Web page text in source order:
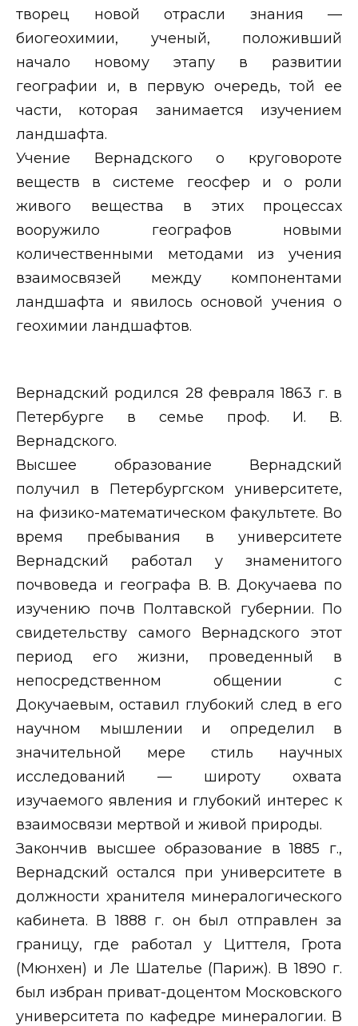
творец новой отрасли знания —
биогеохимии, ученый, положивший
начало новому этапу в развитии
географии и, в первую очередь, той ее
части, которая занимается изучением
ландшафта.
Учение Вернадского о круговороте
веществ в системе геосфер и о роли
живого вещества в этих процессах
вооружило географов новыми
количественными методами из учения
взаимосвязей между компонентами
ландшафта и явилось основой учения о
геохимии ландшафтов.
Вернадский родился 28 февраля 1863 г. в
Петербурге в семье проф. И. В.
Вернадского.
Высшее образование Вернадский
получил в Петербургском университете,
на физико-математическом факультете. Во
время пребывания в университете
Вернадский работал у знаменитого
почвоведа и географа В. В. Докучаева по
изучению почв Полтавской губернии. По
свидетельству самого Вернадского этот
период его жизни, проведенный в
непосредственном общении с
Докучаевым, оставил глубокий след в его
научном мышлении и определил в
значительной мере стиль научных
исследований — широту охвата
изучаемого явления и глубокий интерес к
взаимосвязи мертвой и живой природы.
Закончив высшее образование в 1885 г.,
Вернадский остался при университете в
должности хранителя минералогического
кабинета. В 1888 г. он был отправлен за
границу, где работал у Циттеля, Грота
(Мюнхен) и Ле Шателье (Париж). В 1890 г.
был избран приват-доцентом Московского
университета по кафедре минералогии. В